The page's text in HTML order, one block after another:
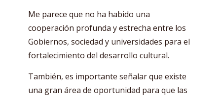
Me parece que no ha habido una
cooperación profunda y estrecha entre los
Gobiernos, sociedad y universidades para el
fortalecimiento del desarrollo cultural.
También, es importante señalar que existe
una gran área de oportunidad para que las